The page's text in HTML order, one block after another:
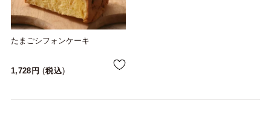
たまごシフォンケーキ
1,728 税込